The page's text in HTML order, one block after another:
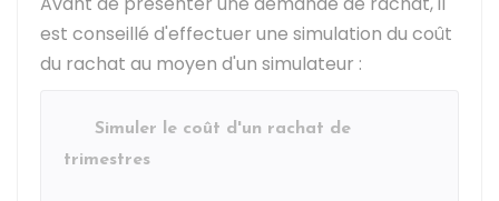
est conseillé d'effectuer une simulation du coût
du rachat au moyen d'un simulateur :
Simuler le coût d'un rachat de
trimestres